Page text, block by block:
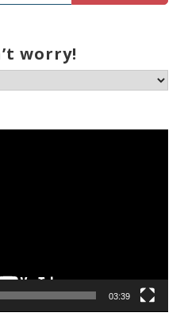
worry!
03:39